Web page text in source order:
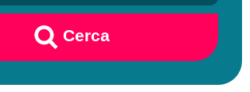
Cerca